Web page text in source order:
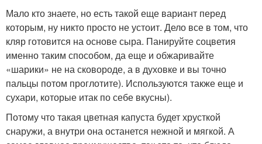
Мало кто знаете, но есть такой еще вариант перед
которым, ну никто просто не устоит. Дело все в том, что
кляр готовится на основе сыра. Панируйте соцветия
именно таким способом, да еще и обжаривайте
«шарики» не на сковороде, а в духовке и вы точно
пальцы потом проглотите). Используются также еще и
сухари, которые итак по себе вкусны).
Потому что такая цветная капуста будет хрусткой
снаружи, а внутри она останется нежной и мягкой. А